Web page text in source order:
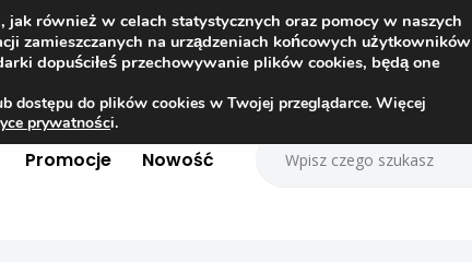
Promocje Nowość
jak również w celach statystycznych oraz pomocy w naszych
zamieszczanych na urządzeniach końcowych użytkowników
dopuściłeś przechowywanie plików cookies, będą one
dostępu do plików cookies w Twojej przeglądarce. Więcej
prywatności.